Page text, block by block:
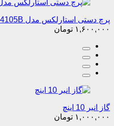
پرچ دستی استارلکس مدل SLHH-24105B
۱,۶۰۰,۰۰۰ تومان
گاز انبر 10 اینچ
۱,۰۰۰,۰۰۰ تومان